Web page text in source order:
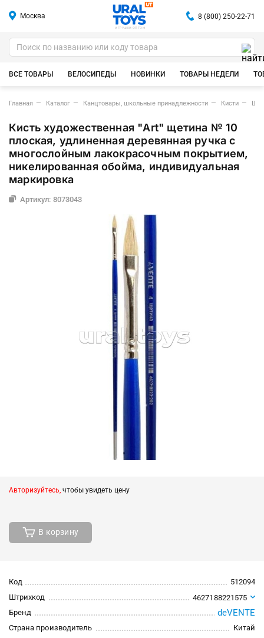
Москва
ИГРУШКИ ОПТОМ
8 (800) 250-22-71
ВСЕ ТОВАРЫ ВЕЛОСИПЕДЫ НОВИНКИ ТОВАРЫ НЕДЕЛИ
Главная Каталог Канцтовары, школьные принадлежности Кисти
Кисть художественная "Art" щетина № 10
плоская, удлиненная деревянная ручка с
многослойным лакокрасочным покрытием,
никелированная обойма, индивидуальная
маркировка
Артикул: 8073043
Авторизуйтесь, чтобы увидеть цену
В корзину
Код
512094
Штрихкод
4627188221575
Бренд
deVENTE
Страна производитель
Китай